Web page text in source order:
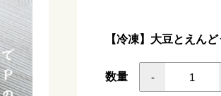
【栄養価 100ｇあた
【冷凍】大豆とえん
数量 -